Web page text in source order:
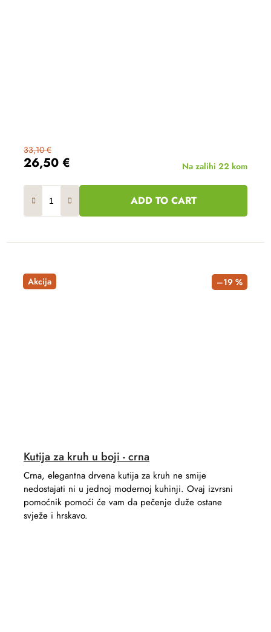
26,50 €
33,10 €
Na zalihi 22 kom
ADD TO CART
Akcija –19 %
Kutija za kruh u boji - crna
Crna, elegantna drvena kutija za kruh ne smije
nedostajati ni u jednoj modernoj kuhinji. Ovaj izvrsni
pomoćnik pomoći će vam da pečenje duže ostane
svježe i hrskavo.